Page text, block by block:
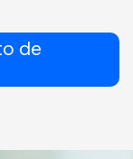
de